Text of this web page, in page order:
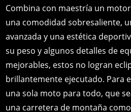
Combina con maestría un
una comodidad sobresaliente,
avanzada y una estética
su peso y algunos detalles de
mejorables, estos no logran
brillantemente ejecutado. Para
una sola moto para todo, que
una carretera de montaña